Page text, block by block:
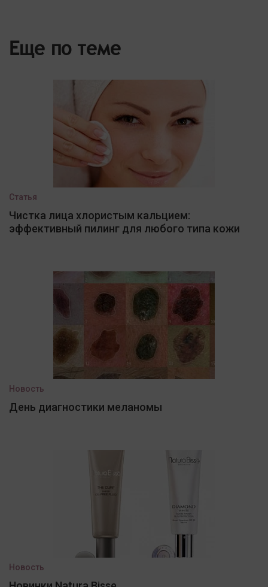
Еще по теме
Статья
Чистка лица хлористым кальцием:
эффективный пилинг для любого типа кожи
Новость
День диагностики меланомы
Новость